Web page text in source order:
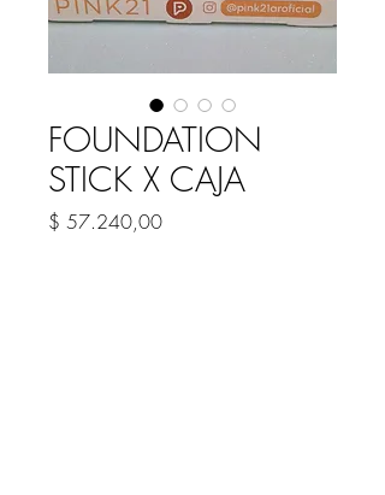
FOUNDATION
STICK X CAJA
$ 57.240,00Precio